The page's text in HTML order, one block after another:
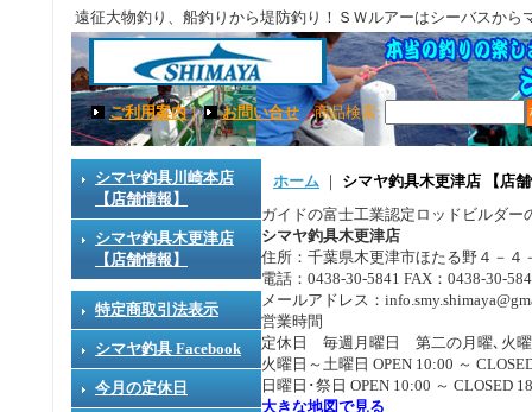
遠征大物釣り、船釣りから堤防釣り！ＳＷルアーはシーバスか
ご利用案内｜ お問い合せ 商品検索:
シマヤ釣具川崎本店
【店舗情報】
シマヤ釣具木更津店
【店舗情報】
特定商取引法表示
シマヤ釣具 Facebook
今月の定休日
ホーム ｜ シマヤ釣具木更津店 【店
ガイドの富士工業認定ロッドビルダー
シマヤ釣具木更津店
住所：千葉県木更津市ほたる野４－４
電話：0438-30-5841 FAX：0438-30-
メールアドレス：
営業時間
定休日 毎週月曜日 第二の月曜､火
火曜日～土曜日 OPEN 10:00 ～
日曜日･祭日 OPEN 10:00 ～ CLOSED
大きな地図で見る